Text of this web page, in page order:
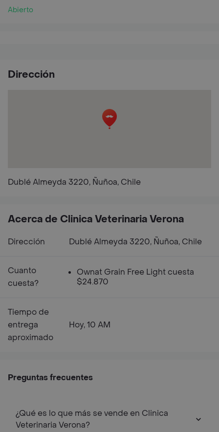
Abierto
Dirección
Dublé Almeyda 3220, Ñuñoa, Chile
Acerca de Clinica Veterinaria Verona
Dirección Dublé Almeyda 3220, Ñuñoa, Chile
Cuanto
cuesta?
Ownat Grain Free Light cuesta
$24.870
Tiempo de
entrega
aproximado
Hoy, 10 AM
Preguntas frecuentes
¿Qué es lo que más se vende en Clinica
Veterinaria Verona?